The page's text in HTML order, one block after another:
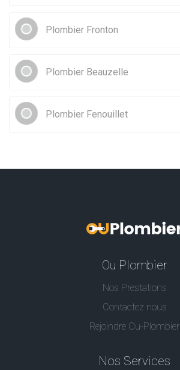
Plombier Fronton
Plombier Beauzelle
Plombier Fenouillet
Ou Plombier
Nos Prestations
Contactez nous
Rejoindre Ou-Plombier
Nos Services